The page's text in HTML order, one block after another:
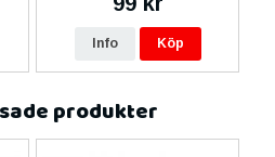
Info Köp
produkter